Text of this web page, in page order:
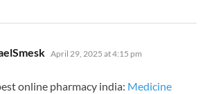
says:
April 29, 2025 at 4:15 pm
online pharmacy india: Medicine